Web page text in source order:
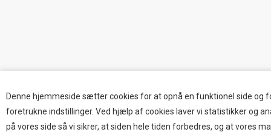
Denne hjemmeside sætter cookies for at opnå en funktionel side og
foretrukne indstillinger. Ved hjælp af cookies laver vi statistikker og
på vores side så vi sikrer, at siden hele tiden forbedres, og at vores